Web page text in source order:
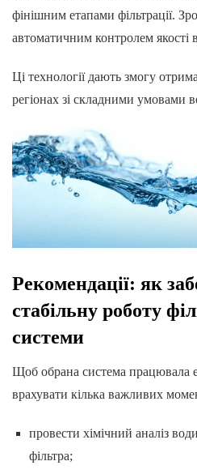
фінішним етапами фільтрації.
автоматичним контролем якості
Ці технології дають змогу
регіонах зі складними умовами
Рекомендації: як
стабільну роботу
системи
Щоб обрана система працювала
врахувати кілька важливих
провести хімічний аналіз
фільтра;